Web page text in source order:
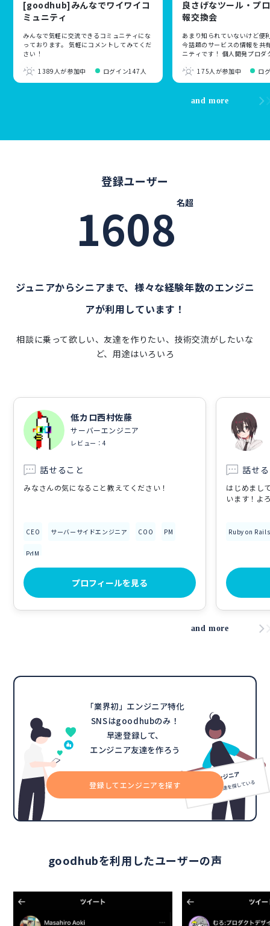
[goodhub]みんなでワイワイコ
ミュニティ
みんなで気軽に交流できるコミュニティにな
っております。 気軽にコメントしてみてくだ
さい！
1389人が参加中
ログイン147人
良さげなツール・プ
報交換会
あまり知られていないけど便
今話題のサービスの情報を共
ニティです！ 個人開発プロダ
です！175人が参加中 ロ
and more
登録ユーザー
1608 名超
ジュニアからシニアまで、様々な経験年数のエンジニ
アが利用しています！
相談に乗って欲しい、友達を作りたい、技術交流がしたいな
ど、用途はいろいろ
低カロ西村佐藤
サーバーエンジニア
レビュー：4
話せること
みなさんの気になること教えてください！
CEO サーバーサイドエンジニア COO PM
PdM
プロフィールを見る
話せ
はじめまし
います！よ
Ruby on Rails
and more
「業界初」エンジニア特化
SNSはgoodhubのみ！
早速登録して、
エンジニア友達を作ろう
登録してエンジニアを探す
goodhubを利用したユーザーの声